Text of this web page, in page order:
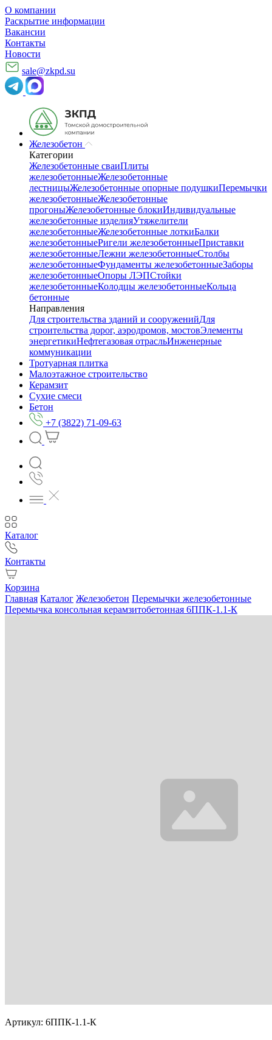
О компании
Раскрытие информации
Вакансии
Контакты
Новости
sale@zkpd.su
Железобетон
Категории
Железобетонные сваиПлиты
железобетонныеЖелезобетонные
лестницыЖелезобетонные опорные подушкиПеремычки
железобетонныеЖелезобетонные
прогоныЖелезобетонные блокиИндивидуальные
железобетонные изделияУтяжелители
железобетонныеЖелезобетонные лоткиБалки
железобетонныеРигели железобетонныеПриставки
железобетонныеЛежни железобетонныеСтолбы
железобетонныеФундаменты железобетонныеЗаборы
железобетонныеОпоры ЛЭПСтойки
железобетонныеКолодцы железобетонныеКольца
бетонные
Направления
Для строительства зданий и сооруженийДля
строительства дорог, аэродромов, мостовЭлементы
энергетикиНефтегазовая отрасльИнженерные
коммуникации
Тротуарная плитка
Малоэтажное строительство
Керамзит
Сухие смеси
Бетон
+7 (3822) 71-09-63
Каталог
Контакты
Корзина
Главная Каталог Железобетон Перемычки железобетонные
Перемычка консольная керамзитобетонная 6ППК-1.1-К
Артикул: 6ППК-1.1-К